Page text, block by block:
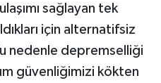
sağlayan tek
için alternatifsiz
nedenle depremselliği
güvenliğimizi kökten